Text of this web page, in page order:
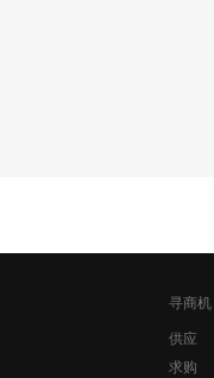
寻商机
供应
求购